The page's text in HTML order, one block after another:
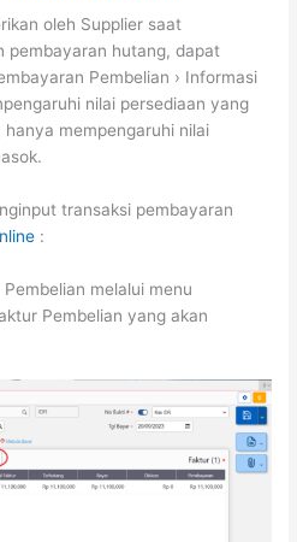
oleh Supplier saat
pembayaran hutang, dapat
Pembelian › Informasi
nilai persediaan yang
mempengaruhi nilai
transaksi pembayaran
:
melalui menu
Pembelian yang akan